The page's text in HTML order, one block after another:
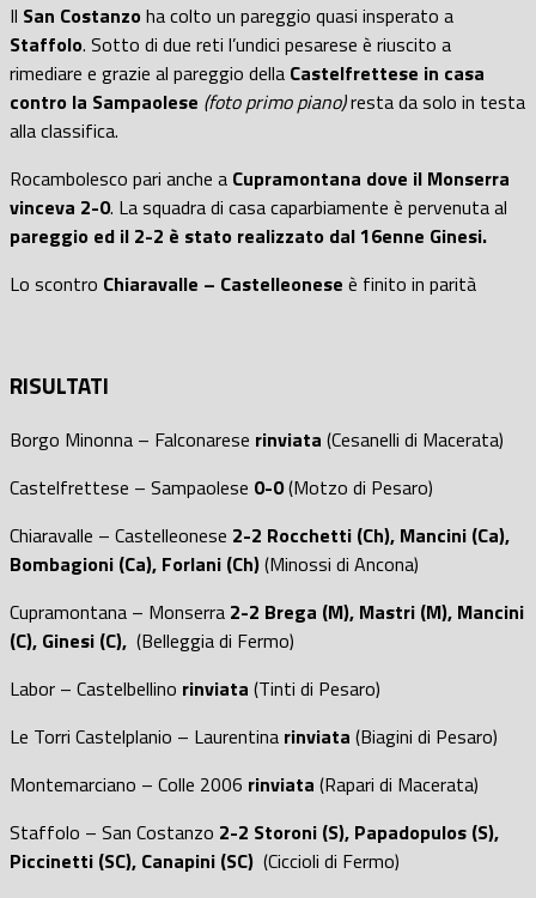
Il San Costanzoha colto un pareggio quasi insperato a
Staffolo. Sotto di due reti l’undici pesarese è riuscito a
rimediare e grazie al pareggio della Castelfrettese in casa
contro la Sampaolese (foto primo piano)resta da solo in testa
alla classifica.
Rocambolesco pari anche a Cupramontana dove il Monserra
vinceva 2-0. La squadra di casa caparbiamente è pervenuta al
pareggio ed il 2-2 è stato realizzato dal 16enne Ginesi.
Lo scontro Chiaravalle – Castelleonese è finito in parità
RISULTATI
Borgo Minonna – Falconarese rinviata (Cesanelli di Macerata)
Castelfrettese – Sampaolese 0-0(Motzo di Pesaro)
Chiaravalle – Castelleonese 2-2 Rocchetti (Ch), Mancini (Ca),
Bombagioni (Ca), Forlani (Ch)(Minossi di Ancona)
Cupramontana – Monserra 2-2 Brega (M), Mastri (M), Mancini
(C), Ginesi (C), (Belleggia di Fermo)
Labor – Castelbellino rinviata (Tinti di Pesaro)
Le Torri Castelplanio – Laurentina rinviata (Biagini di Pesaro)
Montemarciano – Colle 2006 rinviata (Rapari di Macerata)
Staffolo – San Costanzo 2-2 Storoni (S), Papadopulos (S),
Piccinetti (SC), Canapini (SC) (Ciccioli di Fermo)